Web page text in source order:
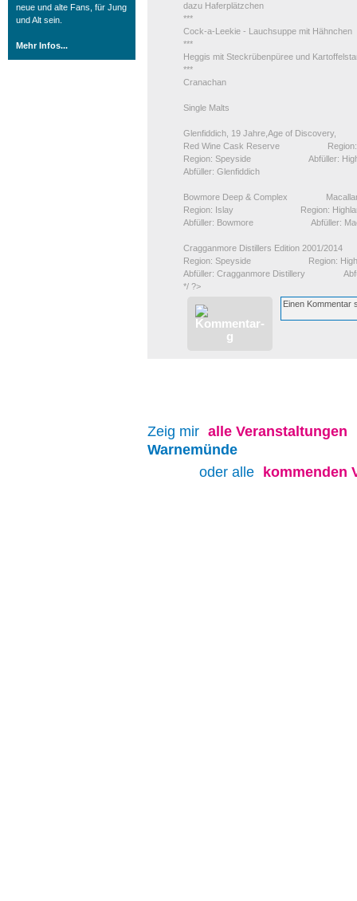
neue und alte Fans, für Jung
und Alt sein.
Mehr Infos...
dazu Haferplätzchen
***
Cock-a-Leekie - Lauchsuppe mit Hähnchen
***
Heggis mit Steckrübenpüree und
***
Cranachan
Single Malts
Glenfiddich, 19 Jahre,Age of Discovery,
Red Wine Cask Reserve
Region: Speyside Abfüller:
Abfüller: Glenfiddich
Bowmore Deep & Complex Macallan
Region: Islay Region:
Abfüller: Bowmore Abfüller:
Cragganmore Distillers Edition 2001/2014
Region: Speyside Region:
Abfüller: Cragganmore Distillery
*/ ?>
Zeig mir alle Veranstaltungen
Warnemünde
oder alle
kommenden